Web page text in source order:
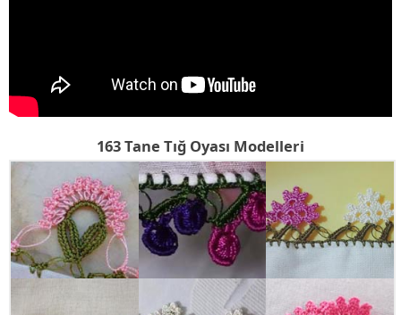
163 Tane Tığ Oyası Modelleri